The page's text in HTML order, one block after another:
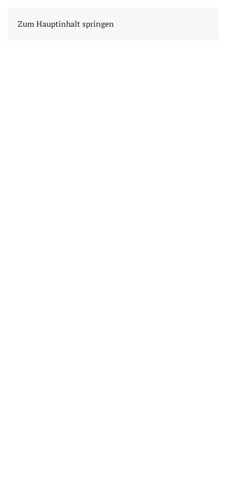
Zum Hauptinhalt springen